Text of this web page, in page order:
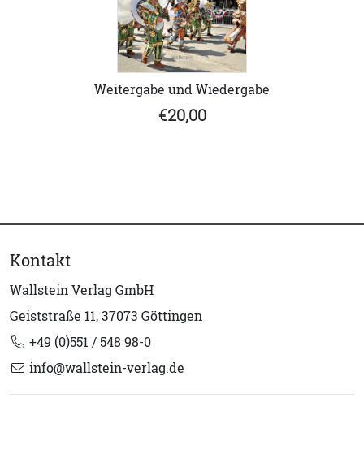
Weitergabe und Wiedergabe
€20,00
Kontakt
Wallstein Verlag GmbH
Geiststraße 11, 37073 Göttingen
+49 (0)551 / 548 98-0
info@wallstein-verlag.de